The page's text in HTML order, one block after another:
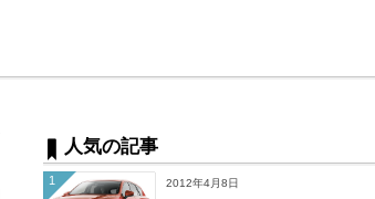
人気の記事
2012年4月8日
1